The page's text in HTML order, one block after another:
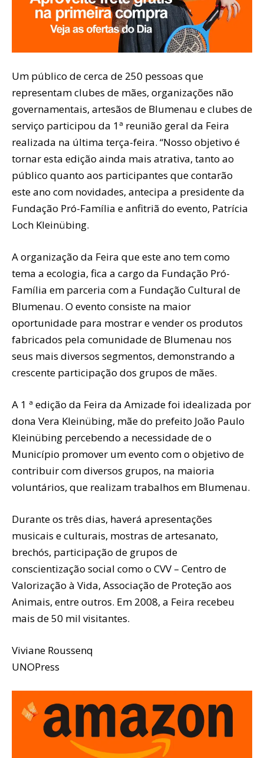
Um público de cerca de 250 pessoas que
representam clubes de mães, organizações não
governamentais, artesãos de Blumenau e clubes de
serviço participou da 1ª reunião geral da Feira
realizada na última terça-feira. “Nosso objetivo é
tornar esta edição ainda mais atrativa, tanto ao
público quanto aos participantes que contarão
este ano com novidades, antecipa a presidente da
Fundação Pró-Família e anfitriã do evento, Patrícia
Loch Kleinübing.
A organização da Feira que este ano tem como
tema a ecologia, fica a cargo da Fundação Pró-
Família em parceria com a Fundação Cultural de
Blumenau. O evento consiste na maior
oportunidade para mostrar e vender os produtos
fabricados pela comunidade de Blumenau nos
seus mais diversos segmentos, demonstrando a
crescente participação dos grupos de mães.
A 1 ª edição da Feira da Amizade foi idealizada por
dona Vera Kleinübing, mãe do prefeito João Paulo
Kleinübing percebendo a necessidade de o
Município promover um evento com o objetivo de
contribuir com diversos grupos, na maioria
voluntários, que realizam trabalhos em Blumenau.
Durante os três dias, haverá apresentações
musicais e culturais, mostras de artesanato,
brechós, participação de grupos de
conscientização social como o CVV – Centro de
Valorização à Vida, Associação de Proteção aos
Animais, entre outros. Em 2008, a Feira recebeu
mais de 50 mil visitantes.
Viviane Roussenq
UNOPress